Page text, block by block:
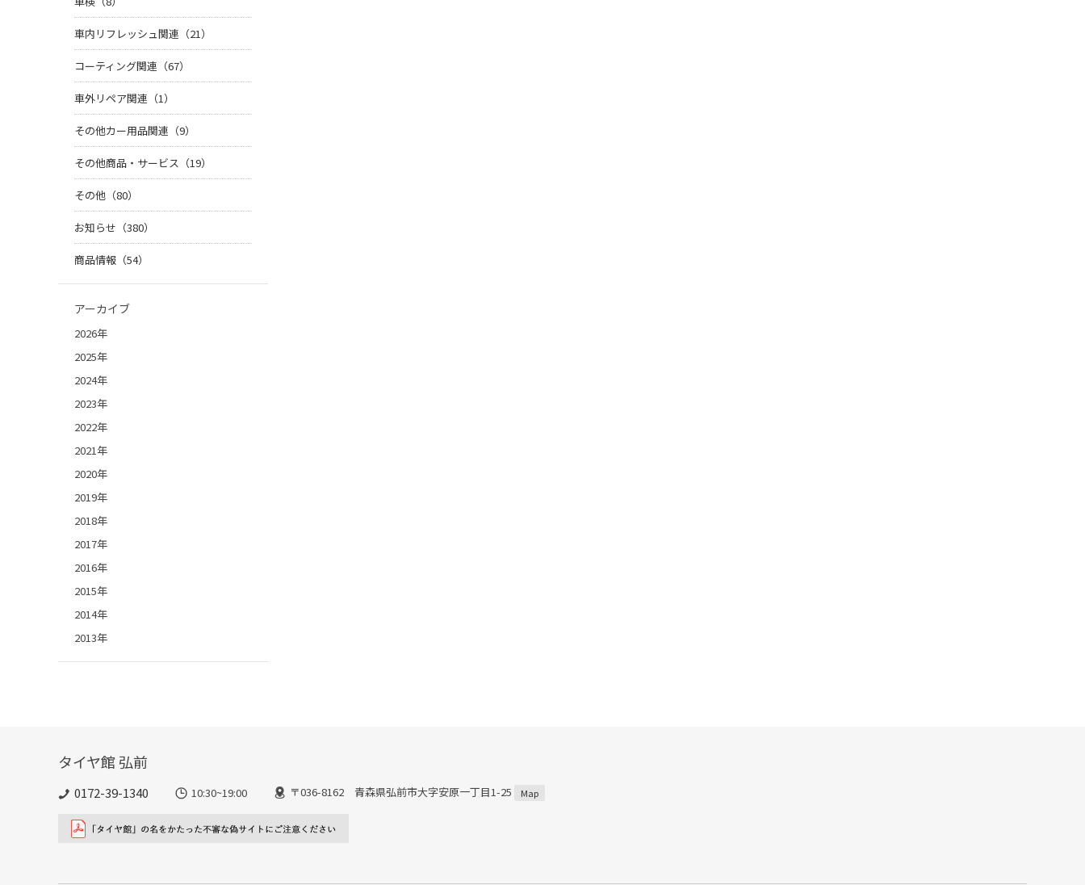
車内リフレッシュ関連（21）
コーティング関連（67）
車外リペア関連（1）
その他カー用品関連（9）
その他商品・サービス（19）
その他（80）
お知らせ（380）
商品情報（54）
アーカイブ
2026年
2025年
2024年
2023年
2022年
2021年
2020年
2019年
2018年
2017年
2016年
2015年
2014年
2013年
タイヤ館 弘前
0172-39-1340 10:30~19:00 〒036-8162 青森県弘前市大字安原一丁目1-25 Map